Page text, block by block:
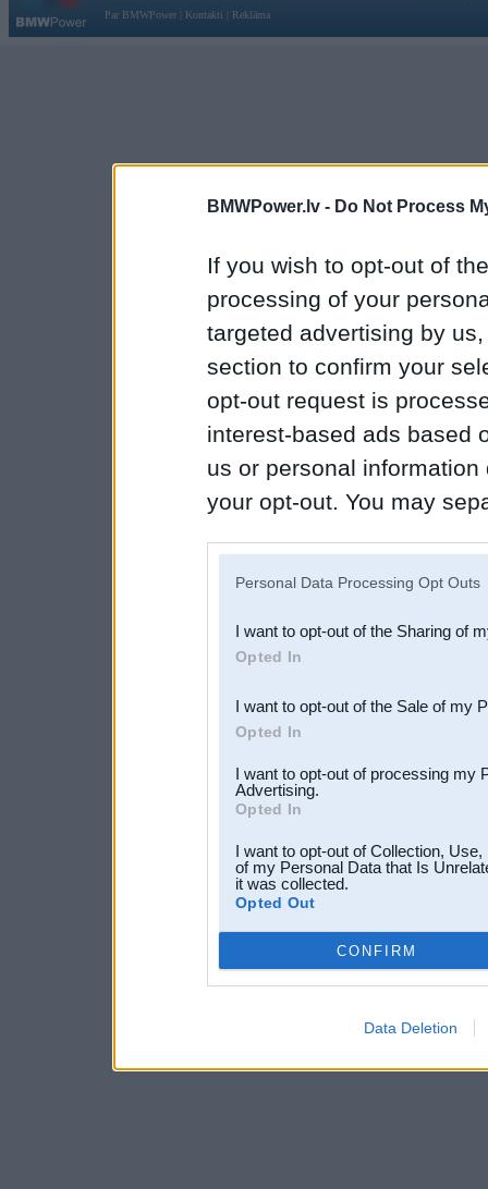
BMWPower.lv - Do Not Process
If you wish to opt-out of
processing of your
targeted advertising by
section to confirm your
opt-out request is
interest-based ads based
us or personal
your opt-out. You may
Downstream Participants
third parties.
Personal Data Processing Opt Outs
I want to opt-out of the Sharing of
Opted In
I want to opt-out of the Sale of my
Opted In
I want to opt-out of processing my
Advertising.
Opted In
I want to opt-out of Collection,
of my Personal Data that Is
it was collected.
Opted Out
CONFIRM
Data Deletion
Par BMWPower
Kontakti Reklāma